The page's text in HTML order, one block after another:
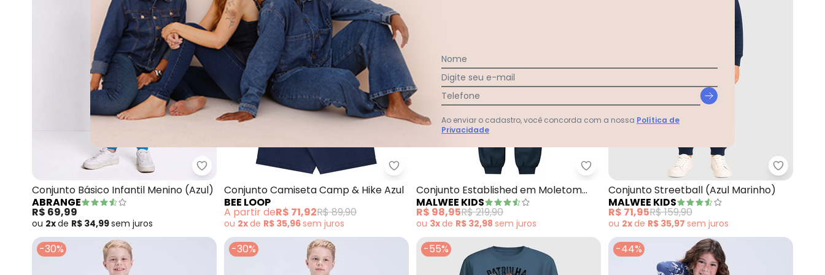
Abrange - Conjunto Básico Infantil Menino (Azul)
Conjunto Básico Infantil Menino (Azul)
ABRANGE
R$ 69,99
ou 2xde R$ 34,99sem juros
Bee Loop - Conjunto Camiseta Camp & Hike Azul
Conjunto Camiseta Camp & Hike Azul
BEE LOOP
A partir deR$ 71,92R$ 89,90
ou 2xde R$ 35,96sem juros
Malwee Kids - Conjunto Established em Moletom
Conjunto Established em Moletom
(Azul Marinho)
MALWEE KIDS
R$ 98,95R$ 219,90
ou 3xde R$ 32,98 sem juros
Malwee
Conjunto Streetball (Azul Marinho)
MALWEE KIDS
R$ 71,95R$ 159,90
ou 2xde R$ 35,97 sem juros
-30% -30% -55% -44%
Nome
Digite seu e-mail
Telefone
Ao enviar o cadastro, você concorda com a nossa Política de
Privacidade